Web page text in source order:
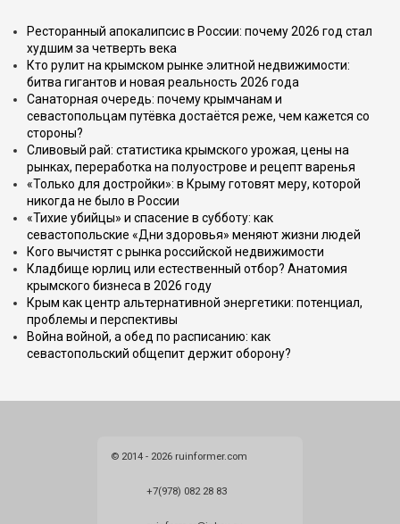
Ресторанный апокалипсис в России: почему 2026 год стал
худшим за четверть века
Кто рулит на крымском рынке элитной недвижимости:
битва гигантов и новая реальность 2026 года
Санаторная очередь: почему крымчанам и
севастопольцам путёвка достаётся реже, чем кажется со
стороны?
Сливовый рай: статистика крымского урожая, цены на
рынках, переработка на полуострове и рецепт варенья
«Только для достройки»: в Крыму готовят меру, которой
никогда не было в России
«Тихие убийцы» и спасение в субботу: как
севастопольские «Дни здоровья» меняют жизни людей
Кого вычистят с рынка российской недвижимости
Кладбище юрлиц или естественный отбор? Анатомия
крымского бизнеса в 2026 году
Крым как центр альтернативной энергетики: потенциал,
проблемы и перспективы
Война войной, а обед по расписанию: как
севастопольский общепит держит оборону?
© 2014 - 2026 ruinformer.com
+7(978) 082 28 83